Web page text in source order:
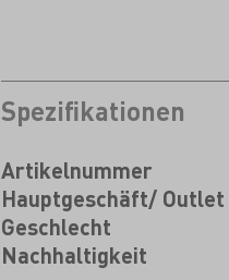
Spezifikationen
Artikelnummer
Hauptgeschäft/ Outlet
Geschlecht
Nachhaltigkeit